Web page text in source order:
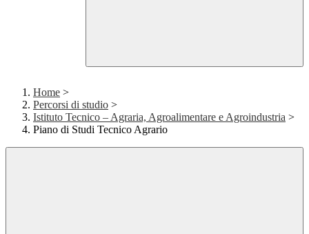
Home >
Percorsi di studio >
Istituto Tecnico – Agraria, Agroalimentare e Agroindustria >
Piano di Studi Tecnico Agrario